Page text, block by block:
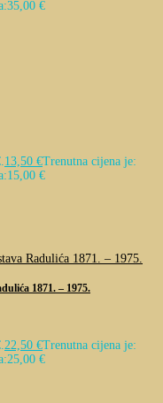
35,00 €
13,50 €Trenutna cijena je:
15,00 €
1871. – 1975.
22,50 €Trenutna cijena je:
25,00 €